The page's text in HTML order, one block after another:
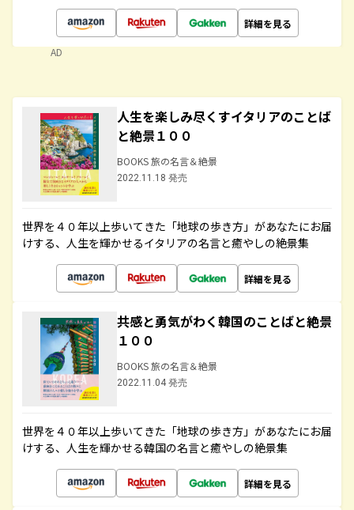
詳細を見る
AD
人生を楽しみ尽くすイタリアのことば
と絶景１００
BOOKS 旅の名言＆絶景
2022.11.18 発売
世界を４０年以上歩いてきた「地球の歩き方」があなたにお届
けする、人生を輝かせるイタリアの名言と癒やしの絶景集
詳細を見る
共感と勇気がわく韓国のことばと絶景
１００
BOOKS 旅の名言＆絶景
2022.11.04 発売
世界を４０年以上歩いてきた「地球の歩き方」があなたにお届
けする、人生を輝かせる韓国の名言と癒やしの絶景集
詳細を見る